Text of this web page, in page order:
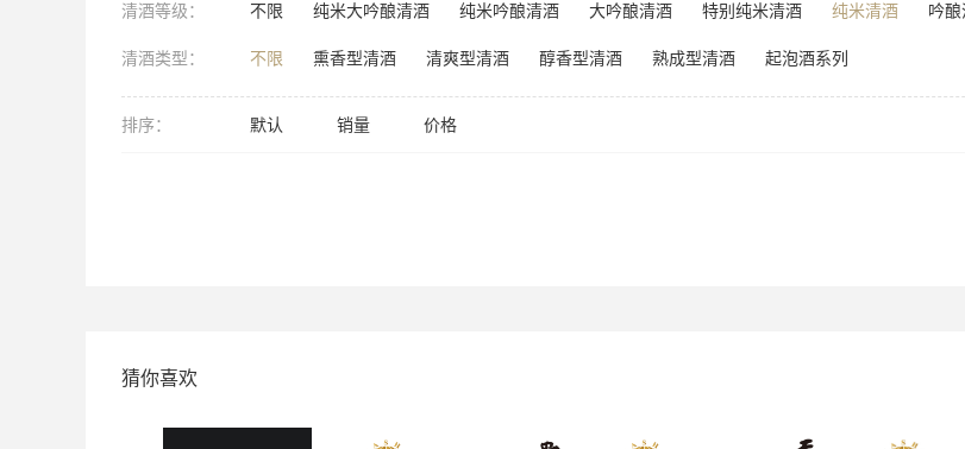
清酒等级： 不限 纯米大吟酿清酒 纯米吟酿清酒 大吟酿清酒 特别纯米清酒 纯米清酒 吟
清酒类型： 不限 熏香型清酒 清爽型清酒 醇香型清酒 熟成型清酒 起泡酒系列
排序： 默认 销量 价格
猜你喜欢